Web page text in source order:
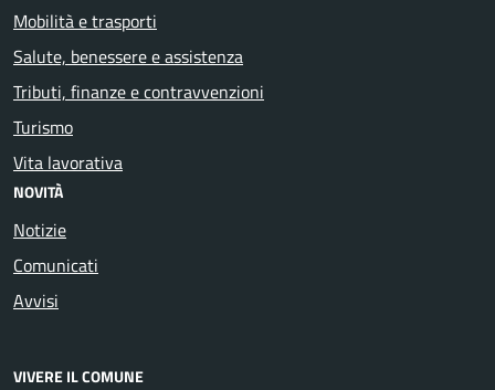
Mobilità e trasporti
Salute, benessere e assistenza
Tributi, finanze e contravvenzioni
Turismo
Vita lavorativa
NOVITÀ
Notizie
Comunicati
Avvisi
VIVERE IL COMUNE